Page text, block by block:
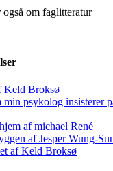
om faglitteratur
Keld Broksø
min psykolog insisterer
af michael René
af Jesper Wung-
af Keld Broksø